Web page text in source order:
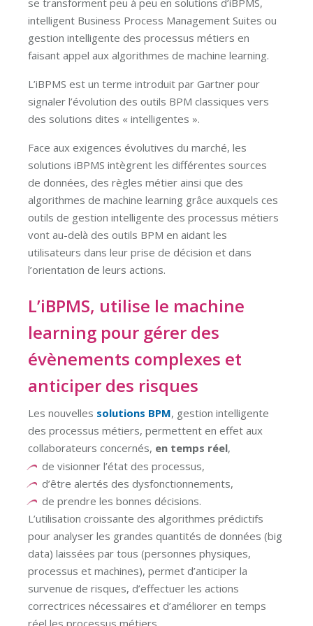
se transforment peu à peu en solutions d’iBPMS,
intelligent Business Process Management Suites ou
gestion intelligente des processus métiers en
faisant appel aux algorithmes de machine learning.
L’iBPMS est un terme introduit par Gartner pour
signaler l’évolution des outils BPM classiques vers
des solutions dites « intelligentes ».
Face aux exigences évolutives du marché, les
solutions iBPMS intègrent les différentes sources
de données, des règles métier ainsi que des
algorithmes de machine learning grâce auxquels ces
outils de gestion intelligente des processus métiers
vont au-delà des outils BPM en aidant les
utilisateurs dans leur prise de décision et dans
l’orientation de leurs actions.
L’iBPMS, utilise le machine
learning pour gérer des
évènements complexes et
anticiper des risques
Les nouvelles solutions BPM, gestion intelligente
des processus métiers, permettent en effet aux
collaborateurs concernés, en temps réel,
de visionner l’état des processus,
d’être alertés des dysfonctionnements,
de prendre les bonnes décisions.
L’utilisation croissante des algorithmes prédictifs
pour analyser les grandes quantités de données (big
data) laissées par tous (personnes physiques,
processus et machines), permet d’anticiper la
survenue de risques, d’effectuer les actions
correctrices nécessaires et d’améliorer en temps
réel les processus métiers.